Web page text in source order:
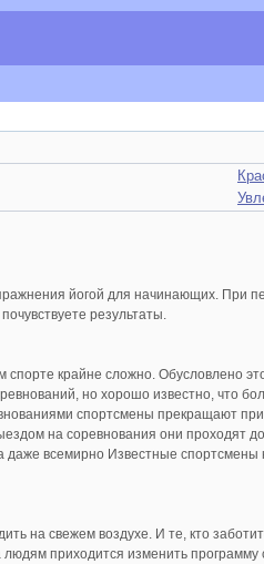
йогой для начинающих. При
результаты.
крайне сложно. Обусловлено
но хорошо известно, что
спортсмены прекращают
на соревнования они проходят
всемирно Известные
на свежем воздухе. И те, кто
приходится изменить